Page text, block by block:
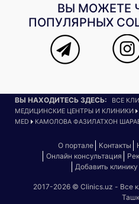
ВЫ МОЖЕТЕ
ПОПУЛЯРНЫХ
ВЫ НАХОДИТЕСЬ ЗДЕСЬ:
ВСЕ
МЕДИЦИНСКИЕ ЦЕНТРЫ И КЛИНИКИ
MED
КАМОЛОВА ФАЗИЛАТХОН
О портале Контакты
Онлайн консультация
Добавить клинику
2017-2026 © Clinics.uz - Все